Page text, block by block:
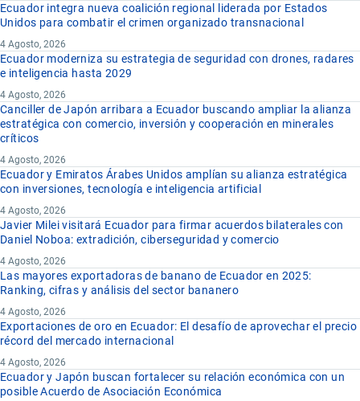
Ecuador integra nueva coalición regional liderada por Estados
Unidos para combatir el crimen organizado transnacional
4 Agosto, 2026
Ecuador moderniza su estrategia de seguridad con drones, radares
e inteligencia hasta 2029
4 Agosto, 2026
Canciller de Japón arribara a Ecuador buscando ampliar la alianza
estratégica con comercio, inversión y cooperación en minerales
críticos
4 Agosto, 2026
Ecuador y Emiratos Árabes Unidos amplían su alianza estratégica
con inversiones, tecnología e inteligencia artificial
4 Agosto, 2026
Javier Milei visitará Ecuador para firmar acuerdos bilaterales con
Daniel Noboa: extradición, ciberseguridad y comercio
4 Agosto, 2026
Las mayores exportadoras de banano de Ecuador en 2025:
Ranking, cifras y análisis del sector bananero
4 Agosto, 2026
Exportaciones de oro en Ecuador: El desafío de aprovechar el precio
récord del mercado internacional
4 Agosto, 2026
Ecuador y Japón buscan fortalecer su relación económica con un
posible Acuerdo de Asociación Económica